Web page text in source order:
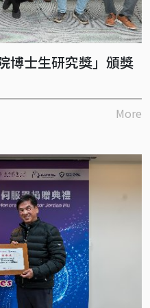
博士生研究獎」頒獎
More